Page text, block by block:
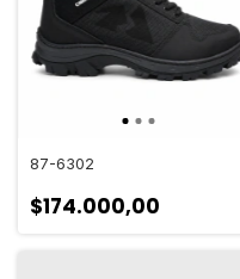
87-6302
$174.000,00